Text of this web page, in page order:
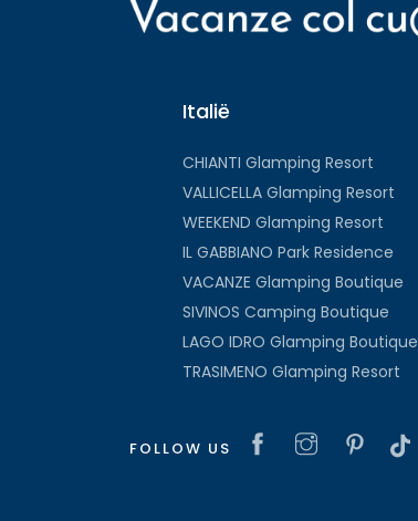
Italië
CHIANTI Glamping Resort
VALLICELLA Glamping Resort
WEEKEND Glamping Resort
IL GABBIANO Park Residence
VACANZE Glamping Boutique
SIVINOS Camping Boutique
LAGO IDRO Glamping Boutique
TRASIMENO Glamping Resort
FOLLOW US